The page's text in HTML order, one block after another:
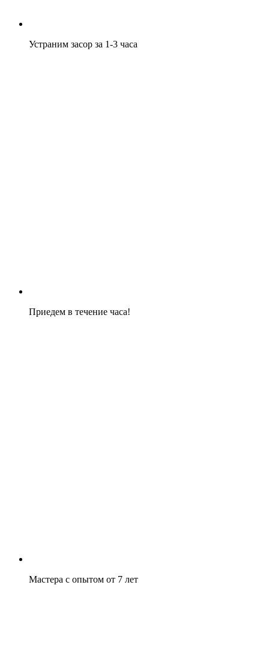
Устраним засор за 1-3 часа
Приедем в течение часа!
Мастера с опытом от 7 лет